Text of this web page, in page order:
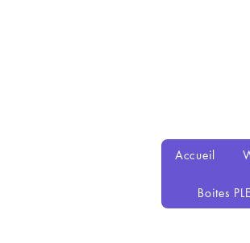
Accueil
Boites